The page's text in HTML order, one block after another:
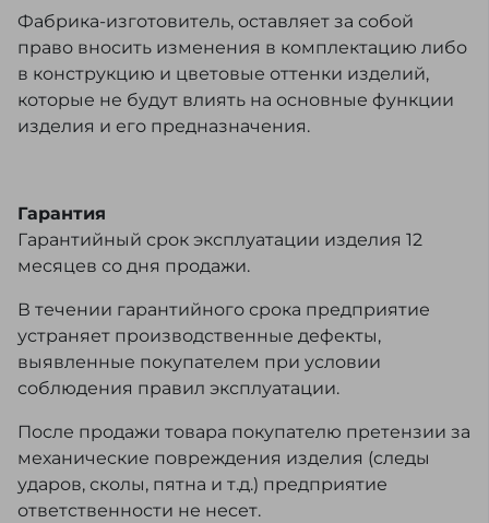
Фабрика-изготовитель, оставляет за собой
право вносить изменения в комплектацию либо
в конструкцию и цветовые оттенки изделий,
которые не будут влиять на основные функции
изделия и его предназначения.
Гарантия
Гарантийный срок эксплуатации изделия 12
месяцев со дня продажи.
В течении гарантийного срока предприятие
устраняет производственные дефекты,
выявленные покупателем при условии
соблюдения правил эксплуатации.
После продажи товара покупателю претензии за
механические повреждения изделия (следы
ударов, сколы, пятна и т.д.) предприятие
ответственности не несет.